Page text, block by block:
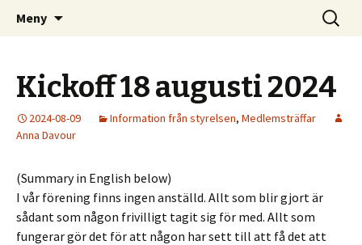
Uppsala Makerspace
Kom och skapa i Uppsala!
Meny
Sök
efter:
Kickoff 18 augusti 2024
2024-08-09 Information från styrelsen, Medlemsträffar
Anna Davour
(Summary in English below)
I vår förening finns ingen anställd. Allt som blir gjort är
sådant som någon frivilligt tagit sig för med. Allt som
fungerar gör det för att någon har sett till att få det att